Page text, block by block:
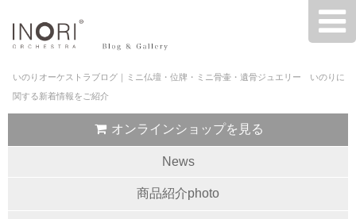
いのりオーケストラブログ｜ミニ仏壇・位牌・ミニ骨壷・遺骨ジュエリー いのりに
関する新着情報をご紹介
オンラインショップを見る
News
商品紹介photo